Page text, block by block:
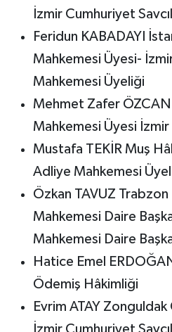
İzmir Cumhuriyet
Feridun KABADAYI
Mahkemesi Üyesi-
Mahkemesi Üyeliği
Mehmet Zafer
Mahkemesi Üyesi
Mustafa TEKİR Muş
Adliye Mahkemesi
Özkan TAVUZ
Mahkemesi Daire
Mahkemesi Daire
Hatice Emel
Ödemiş Hâkimliği
Evrim ATAY Zonguldak